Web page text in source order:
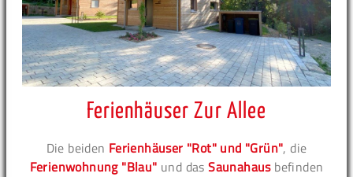
Ferienhäuser Zur Allee
Die beiden Ferienhäuser "Rot" und "Grün", die
Ferienwohnung "Blau" und dasSaunahausbefinden